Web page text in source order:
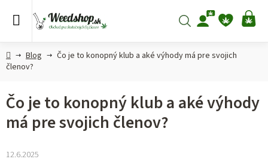
Hľadať
Domov
Blog
Čo je to konopný klub a aké výhody má pre svojich
členov?
Čo je to konopný klub a aké výhody
má pre svojich členov?
12.6.2025